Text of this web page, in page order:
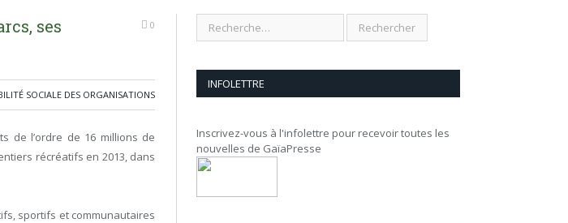
ses
0
SOCIALE DES ORGANISATIONS
de l’ordre de 16 millions de
récréatifs en 2013, dans
sportifs et communautaires
INFOLETTRE
Inscrivez-vous à l'infolettre pour recevoir toutes les
nouvelles de GaïaPresse